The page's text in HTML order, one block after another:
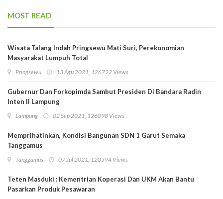
MOST READ
Wisata Talang Indah Pringsewu Mati Suri, Perekonomian
Masyarakat Lumpuh Total
Pringsewu 13 Agu 2021, 126722 Views
Gubernur Dan Forkopimda Sambut Presiden Di Bandara Radin
Inten II Lampung
Lampung 02 Sep 2021, 126098 Views
Memprihatinkan, Kondisi Bangunan SDN 1 Garut Semaka
Tanggamus
Tanggamus 07 Jul 2021, 120594 Views
Teten Masduki : Kementrian Koperasi Dan UKM Akan Bantu
Pasarkan Produk Pesawaran